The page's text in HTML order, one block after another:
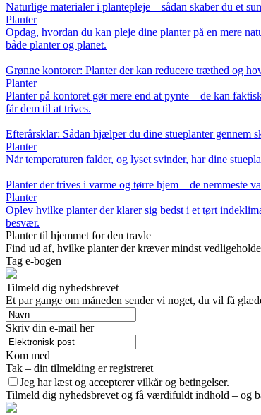
Naturlige materialer i plantepleje – sådan skaber du et
Planter
Opdag, hvordan du kan pleje dine planter på en mere
både planter og planet.
Grønne kontorer: Planter der kan reducere træthed og
Planter
Planter på kontoret gør mere end at pynte – de kan
får dem til at trives.
Efterårsklar: Sådan hjælper du dine stueplanter gennem
Planter
Når temperaturen falder, og lyset svinder, har dine
Planter der trives i varme og tørre hjem – de nemmeste
Planter
Oplev hvilke planter der klarer sig bedst i et tørt
besvær.
Planter til hjemmet for den travle
Find ud af, hvilke planter der kræver mindst
Tag e-bogen
Tilmeld dig nyhedsbrevet
Et par gange om måneden sender vi noget, du vil få
Skriv din e-mail her
Kom med
Tak – din tilmelding er registreret
Jeg har læst og accepterer vilkår og betingelser.
Tilmeld dig nyhedsbrevet og få værdifuldt indhold – og